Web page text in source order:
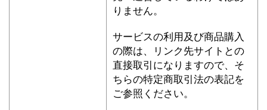
りません。
サービスの利用及び商品購入
の際は、リンク先サイトとの
直接取引になりますので、そ
ちらの特定商取引法の表記を
ご参照ください。